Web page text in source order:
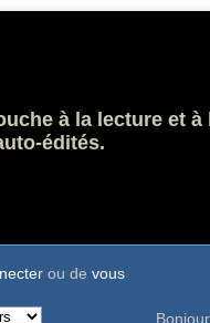
à la lecture et
édités.
ou de vous